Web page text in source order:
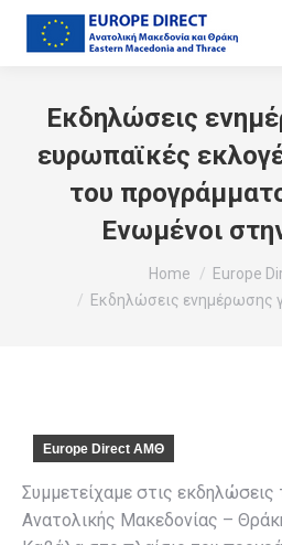
Εκδηλώσεις
ευρωπαϊκές
του
Ενωμένοι
Home
Europe
Εκδηλώσεις ενημέρωσης
Europe Direct ΑΜΘ
Συμμετείχαμε στις εκδηλώσεις
Ανατολικής Μακεδονίας –